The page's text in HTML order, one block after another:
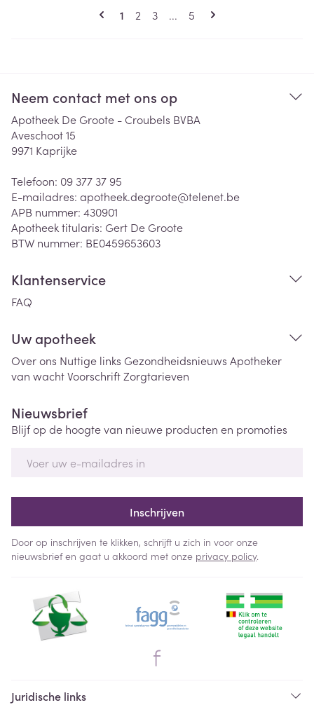
Pagina's
U lees momenteel pagina
1 Pagina
2 Pagina
3 ... Pagina
5
Neem contact met ons op
Apotheek De Groote - Croubels BVBA
Aveschoot 15
9971 Kaprijke
Telefoon: 09 377 37 95
E-mailadres: apotheek.degroote@telenet.be
APB nummer: 430901
Apotheek titularis: Gert De Groote
BTW nummer: BE0459653603
Klantenservice
FAQ
Uw apotheek
Over ons Nuttige links Gezondheidsnieuws Apotheker
van wachtVoorschriftZorgtarieven
Nieuwsbrief
Blijf op de hoogte van nieuwe producten en promoties
Inschrijven
Door op inschrijven te klikken, schrijft u zich in voor onze
nieuwsbrief en gaat u akkoord met onze privacy policy.
Juridische links